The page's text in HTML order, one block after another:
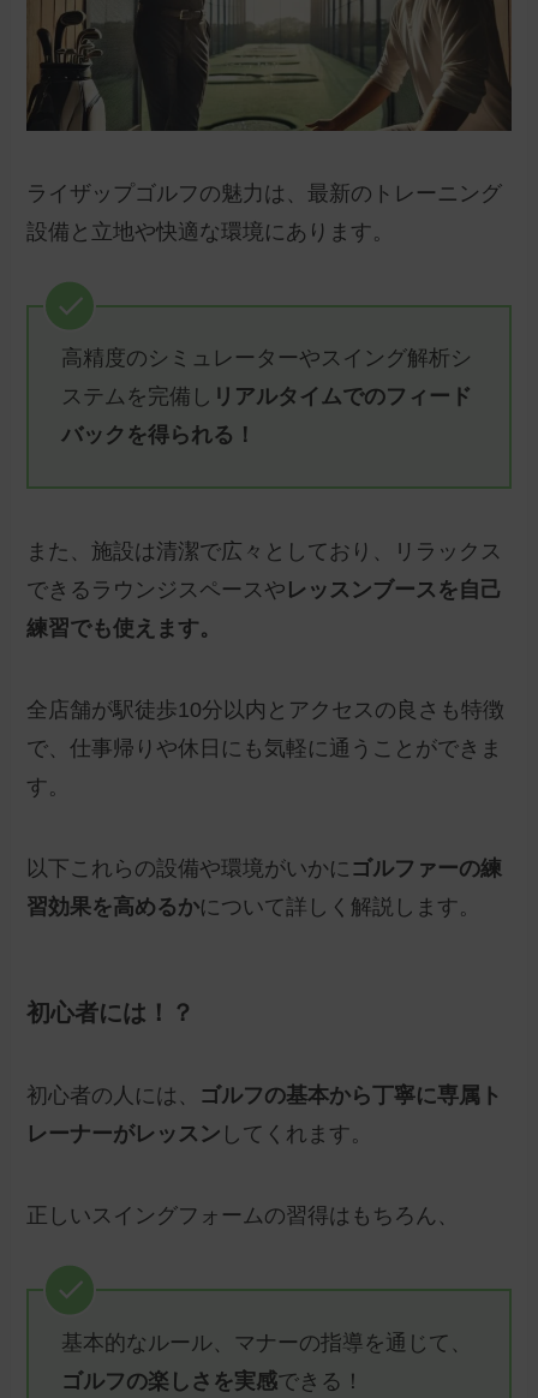
ライザップゴルフの魅力は、最新のトレーニング
設備と立地や快適な環境にあります。
高精度のシミュレーターやスイング解析シ
ステムを完備し リアルタイムでのフィード
バックを得られる！
また、施設は清潔で広々としており、リラックス
できるラウンジスペースや レッスンブースを自己
練習でも使えます。
全店舗が駅徒歩10分以内とアクセスの良さも特徴
で、仕事帰りや休日にも気軽に通うことができま
す。
以下これらの設備や環境がいかに ゴルファーの練
習効果を高めるかについて詳しく解説します。
初心者には！？
初心者の人には、 ゴルフの基本から丁寧に専属ト
レーナーがレッスン してくれます。
正しいスイングフォームの習得はもちろん、
基本的なルール、マナーの指導を通じて、
ゴルフの楽しさを実感できる！